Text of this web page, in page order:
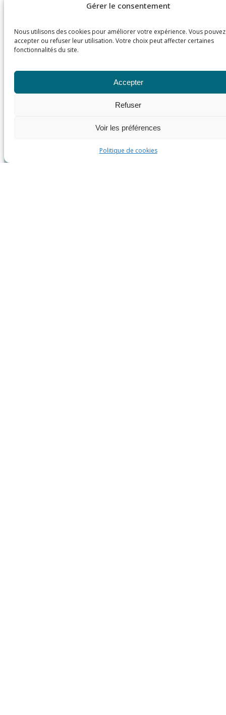
Gérer le consentement
Nous utilisons des cookies pour améliorer votre expérience. Vous pouvez
accepter ou refuser leur utilisation. Votre choix peut affecter certaines
fonctionnalités du site.
Accepter
Refuser
Voir les préférences
Politique de cookies